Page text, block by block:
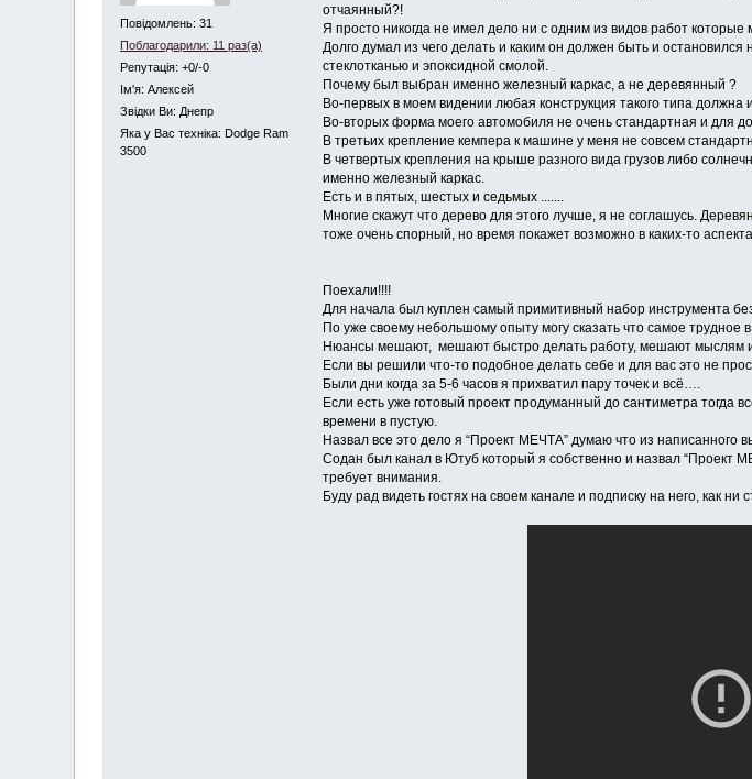
Повідомлень: 31
Поблагодарили: 11 раз(а)
Репутація: +0/-0
Iм'я: Алексей
Звідки Ви: Днепр
Яка у Вас техніка: Dodge Ram
3500
отчаянный?!
Я просто никогда не имел дело ни с одним из видов работ
Долго думал из чего делать и каким он должен быть и
стеклотканью и эпоксидной смолой.
Почему был выбран именно железный каркас, а не деревянный ?
Во-первых в моем видении любая конструкция такого типа должна
Во-вторых форма моего автомобиля не очень стандартная и
В третьих крепление кемпера к машине у меня не совсем
В четвертых крепления на крыше разного вида грузов либо
именно железный каркас.
Есть и в пятых, шестых и седьмых .......
Многие скажут что дерево для этого лучше, я не соглашусь.
тоже очень спорный, но время покажет возможно в каких-то
Поехали!!!!
Для начала был куплен самый примитивный набор инструмента
По уже своему небольшому опыту могу сказать что самое трудное
Нюансы мешают, мешают быстро делать работу, мешают мыслям
Если вы решили что-то подобное делать себе и для вас это не
Были дни когда за 5-6 часов я прихватил пару точек и всё….
Если есть уже готовый проект продуманный до сантиметра тогда
времени в пустую.
Назвал все это дело я “Проект МЕЧТА” думаю что из написанного
Содан был канал в Ютуб который я собственно и назвал “Проект
требует внимания.
Буду рад видеть гостях на своем канале и подписку на него, как